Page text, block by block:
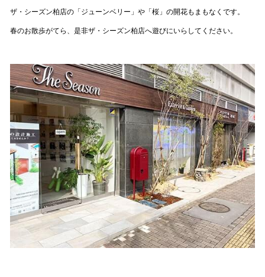
ザ・シーズン柏店の 「ジューンベリー」 や「桜」の開花もまもなくです。
春のお散歩がてら、是非ザ・シーズン柏店へ遊びにいらしてください。